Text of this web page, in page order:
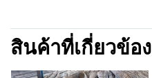
สินค้าที่เกี่ยวข้อง